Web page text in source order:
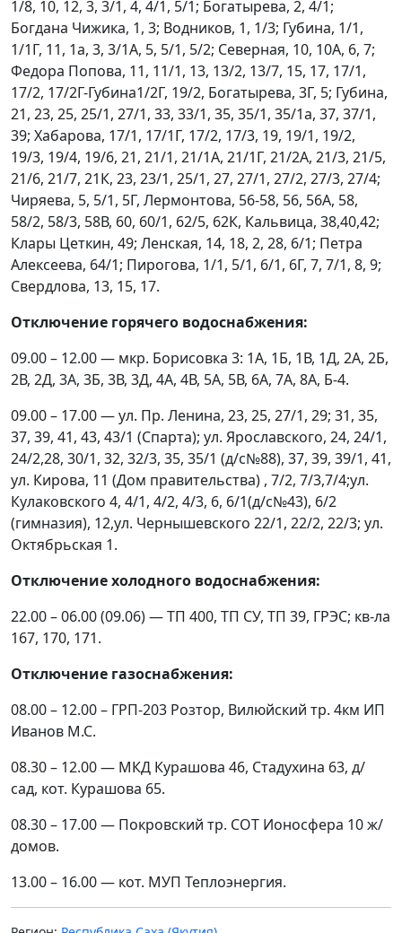
1/8, 10, 12, 3, 3/1, 4, 4/1, 5/1; Богатырева, 2, 4/1;
Богдана Чижика, 1, 3; Водников, 1, 1/3; Губина, 1/1,
1/1Г, 11, 1а, 3, 3/1А, 5, 5/1, 5/2; Северная, 10, 10А, 6, 7;
Федора Попова, 11, 11/1, 13, 13/2, 13/7, 15, 17, 17/1,
17/2, 17/2Г-Губина1/2Г, 19/2, Богатырева, 3Г, 5; Губина,
21, 23, 25, 25/1, 27/1, 33, 33/1, 35, 35/1, 35/1а, 37, 37/1,
39; Хабарова, 17/1, 17/1Г, 17/2, 17/3, 19, 19/1, 19/2,
19/3, 19/4, 19/6, 21, 21/1, 21/1А, 21/1Г, 21/2А, 21/3, 21/5,
21/6, 21/7, 21К, 23, 23/1, 25/1, 27, 27/1, 27/2, 27/3, 27/4;
Чиряева, 5, 5/1, 5Г, Лермонтова, 56-58, 56, 56А, 58,
58/2, 58/3, 58В, 60, 60/1, 62/5, 62К, Кальвица, 38,40,42;
Клары Цеткин, 49; Ленская, 14, 18, 2, 28, 6/1; Петра
Алексеева, 64/1; Пирогова, 1/1, 5/1, 6/1, 6Г, 7, 7/1, 8, 9;
Свердлова, 13, 15, 17.
Отключение горячего водоснабжения:
09.00 – 12.00 — мкр. Борисовка 3: 1А, 1Б, 1В, 1Д, 2А, 2Б,
2В, 2Д, 3А, 3Б, 3В, 3Д, 4А, 4В, 5А, 5В, 6А, 7А, 8А, Б-4.
09.00 – 17.00 — ул. Пр. Ленина, 23, 25, 27/1, 29; 31, 35,
37, 39, 41, 43, 43/1 (Спарта); ул. Ярославского, 24, 24/1,
24/2,28, 30/1, 32, 32/3, 35, 35/1 (д/с№88), 37, 39, 39/1, 41,
ул. Кирова, 11 (Дом правительства) , 7/2, 7/3,7/4;ул.
Кулаковского 4, 4/1, 4/2, 4/3, 6, 6/1(д/с№43), 6/2
(гимназия), 12,ул. Чернышевского 22/1, 22/2, 22/3; ул.
Октябрьская 1.
Отключение холодного водоснабжения:
22.00 – 06.00 (09.06) — ТП 400, ТП СУ, ТП 39, ГРЭС; кв-ла
167, 170, 171.
Отключение газоснабжения:
08.00 – 12.00 – ГРП-203 Розтор, Вилюйский тр. 4км ИП
Иванов М.С.
08.30 – 12.00 — МКД Курашова 46, Стадухина 63, д/
сад, кот. Курашова 65.
08.30 – 17.00 — Покровский тр. СОТ Ионосфера 10 ж/
домов.
13.00 – 16.00 — кот. МУП Теплоэнергия.